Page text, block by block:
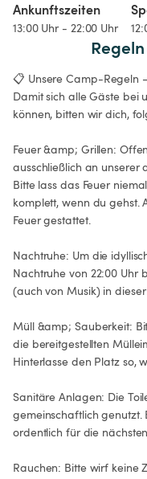
Ankunftszeiten
13:00 Uhr - 22:00 Uhr
📋 Unsere Camp-Regeln
Damit sich alle Gäste bei
können, bitten wir dich,
Feuer &amp; Grillen:
ausschließlich an unserer
Bitte lass das Feuer
komplett, wenn du gehst.
Feuer gestattet.
Nachtruhe: Um die
Nachtruhe von 22:00 Uhr
(auch von Musik) in
Müll &amp; Sauberkeit:
die bereitgestellten
Hinterlasse den Platz so,
Sanitäre Anlagen: Die
gemeinschaftlich genutzt.
ordentlich für die
Rauchen: Bitte wirf keine